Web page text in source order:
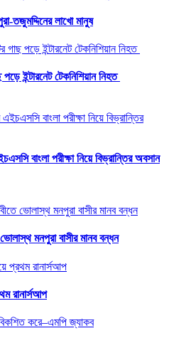
তজুমদ্দিনের লাখো মানুষ
ইন্টারনেট টেকনিশিয়ান নিহত
বাংলা পরীক্ষা নিয়ে বিভ্রান্তির অবসান
মনপুরা বাসীর মানব বন্ধন
রানার্সআপ